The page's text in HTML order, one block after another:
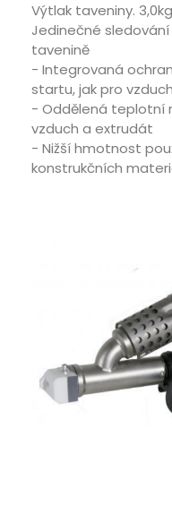
Výtlak taveniny.
Jedinečné
tavenině
- Integrovaná
startu, jak pro
- Oddělená teplotní
vzduch a extrudát
- Nižší hmotnost
konstrukčních